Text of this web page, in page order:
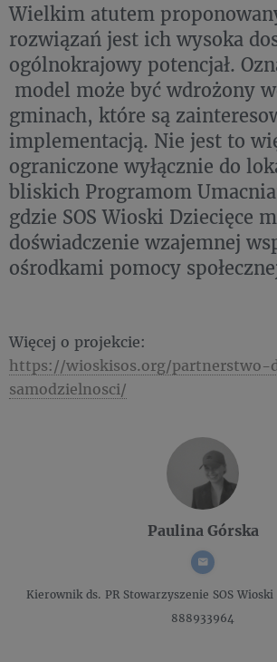
Wielkim atutem
rozwiązań jest ich wysoka
ogólnokrajowy potencjał.
model może być wdrożony
gminach, które są
implementacją. Nie jest to
ograniczone wyłącznie do
bliskich Programom
gdzie SOS Wioski Dziecięce
doświadczenie wzajemnej
ośrodkami pomocy
Więcej o projekcie:
https://wioskisos.org/partnerstwo-
samodzielnosci/
Paulina Górska
Kierownik ds. PR Stowarzyszenie SOS
888933964